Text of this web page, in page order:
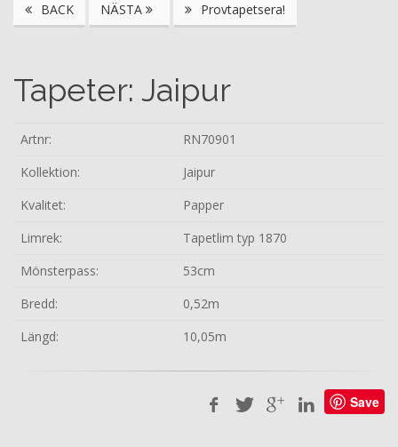
BACK NÄSTA Provtapetsera!
Tapeter: Jaipur
Artnr:
RN70901
Kollektion:
Jaipur
Kvalitet:
Papper
Limrek:
Tapetlim typ 1870
Mönsterpass:
53cm
Bredd:
0,52m
Längd:
10,05m
Save